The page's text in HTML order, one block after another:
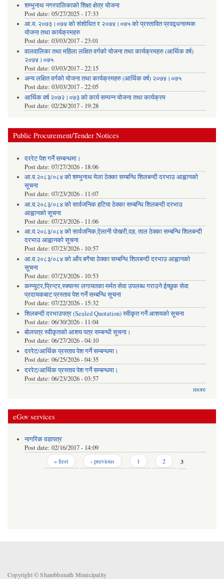
शम्भुनाथ नगरपालिकाको शिक्षा क्षेत्र योजना
Post date: 05/27/2025 - 17:33
आ.व. २०७३।०७४ को संशोधित र २०७४।०७५ को प्रस्तावित प्रवद्र्धनात्मक
योजना तथा कार्यक्रमहरु
Post date: 03/03/2017 - 23:01
वालवालिका तथा महिला लक्षित वर्गको योजना तथा कार्यक्रमहरु (आर्थिक वर्ष)
२०७४।०७५
Post date: 03/03/2017 - 22:15
अन्य लक्षित वर्गको योजना तथा कार्यक्रमहरु (आर्थिक वर्ष) २०७४।०७५
Post date: 03/03/2017 - 22:05
आर्थिक वर्ष २०७२।०७३ को कार्य सम्पन्न योजना तथा कार्यक्रम
Post date: 02/28/2017 - 19:28
Public Procurement/Tender Notices
दररेट पेश गर्ने सम्बन्धमा।
Post date: 07/27/2026 - 18:06
आ.व.२०८३/०८४ को शम्भुनाथ मेला ठेक्का सम्बन्धि शिलबन्दी दरभाउ आह्वानको
सूचना
Post date: 07/23/2026 - 11:07
आ.व.२०८३/०८४ को सार्वजनिक हटिया ठेक्का सम्बन्धि शिलबन्दी दरभाउ
आह्वानको सूचना
Post date: 07/23/2026 - 11:06
आ.व.२०८३/०८४ को सार्वजनिक,ऐलानी पोखरी,दह, ताल ठेक्का सम्बन्धि शिलबन्दी
दरभाउ आह्वानको सूचना
Post date: 07/23/2026 - 10:57
आ.व.२०८३/०८४ को आँप बगैचा ठेक्का सम्बन्धि शिलबन्दी दरभाउ आह्वानको
सूचना
Post date: 07/23/2026 - 10:53
कम्प्युटर,प्रिन्टर,स्क्यानर लगायतका मर्मत सेवा उपलब्ध गराउने ईच्छुक सेवा
प्रदायकबाट प्रस्ताव पेश गर्ने सम्बन्धि सूचना
Post date: 07/22/2026 - 15:32
शिलबन्दी दरभाउपत्र (Sealed Quotation) स्वीकृत गर्ने आशयको सूचना
Post date: 06/30/2026 - 11:04
बोलपत्र स्वीकृतको आशय पत्र सम्बन्धी सूचना।
Post date: 06/27/2026 - 04:10
दररेट/आर्थिक प्रस्ताव पेश गर्ने सम्बन्धमा।
Post date: 06/25/2026 - 04:35
दररेट/आर्थिक प्रस्ताव पेश गर्ने सम्बन्धमा।
Post date: 06/23/2026 - 03:57
more
eGov services
नागरिक वडापत्र
Post date: 02/16/2017 - 14:09
« first ‹ previous 1 2 3
Copyright © Shambhunath Municipality